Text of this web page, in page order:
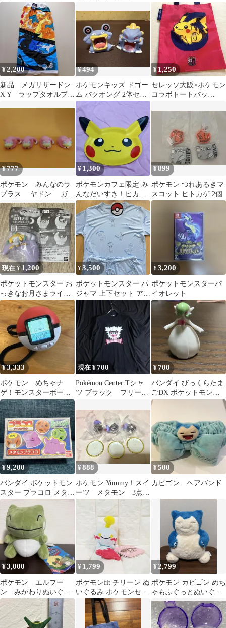
ッグ 2枚セット
～おひるねver.
¥2,200
新品 メガリザードン
X Y ラップタオルプー
¥494
ポケモンキッズ ドゴー
ム バクオング 2体セッ
ト
¥ 1,250
セレッソ大阪×ポケモン
コラボトートバッ
¥777
ポケモン みんなのラ
プラス ヤドン ガチ
ャガチャ
¥ 1,300
ポケモンカフェ限定 み
んなだいすき！ピカチ
ュウプレート
¥899
ポケモン つれあるきマ
スコット ヒトカゲ 2個
現在 ¥1,200
ポケットモンスター お
っきなお月さまライト
マスコット2 ジラーチ
¥3,500
ポケットモンスター パ
ジャマ 上下セット アロ
ーラロコン グレイシア
¥3,200
ポケットモンスターバ
イオレット
¥3,333
ポケモン めちゃナ
ゲ！モンスターボー
ル ポケ投げ
現在 ¥700
Pokémon Center Tシャ
ツ ブラック フリーサ
¥700
バンダイ びっくらたま
ごDX ポケットモンス
ター メガシンカ メガ
¥9,200
バンダイ ポケットモン
スター プラコロ メタモ
ン 未開封品 当時物 レ
トロ
¥888
ポケモン Yummy！スイ
ーツ メタモン 3点セ
ット
¥500
カビゴン ヘアバンド
¥3,000
ポケモン エルフー
ン みがわりぬいぐる
みマスコット
¥ 1,799
ポケモンfit チリーン ぬ
いぐるみ ポケモンセン
¥ 2,799
ポケモン カビゴン めち
ゃもふぐっとぬいぐる
み